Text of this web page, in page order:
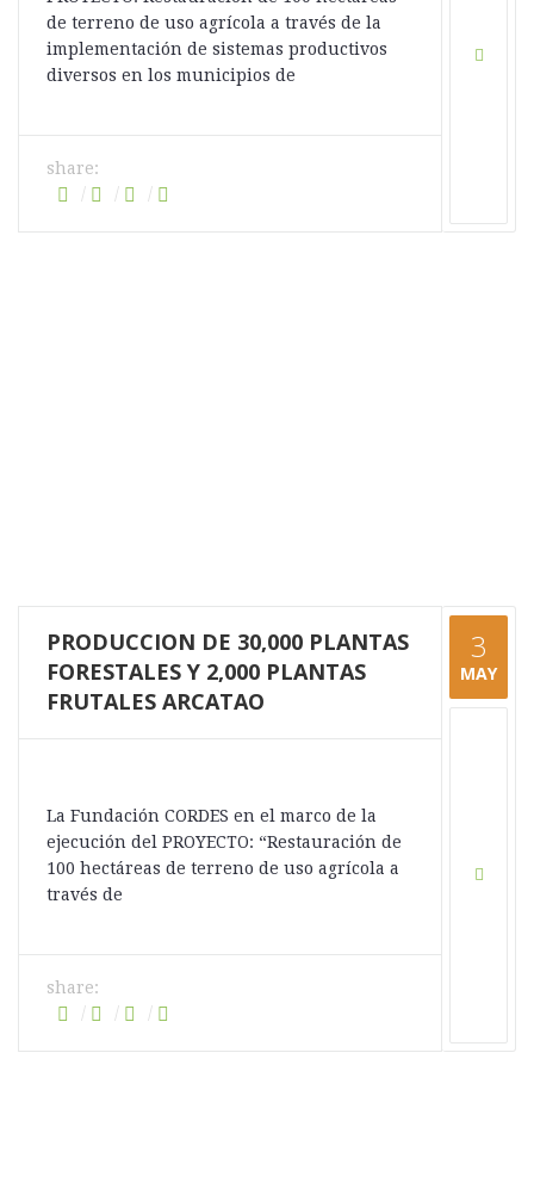
de terreno de uso agrícola a través de la
implementación de sistemas productivos
diversos en los municipios de
share:
PRODUCCION DE 30,000 PLANTAS
FORESTALES Y 2,000 PLANTAS
FRUTALES ARCATAO
La Fundación CORDES en el marco de la
ejecución del PROYECTO: “Restauración de
100 hectáreas de terreno de uso agrícola a
través de
share:
3
MAY